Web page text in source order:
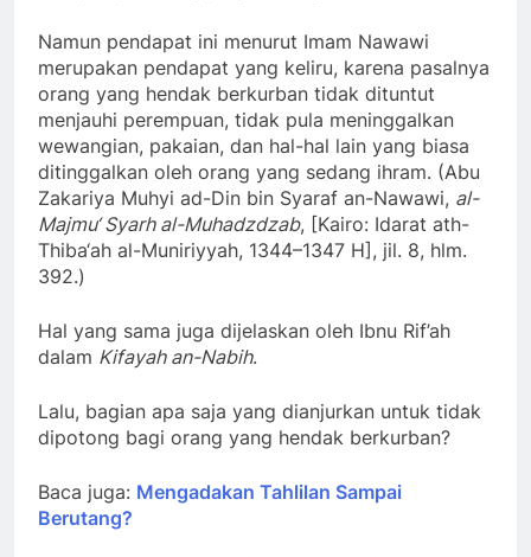
Namun pendapat ini menurut Imam Nawawi
merupakan pendapat yang keliru, karena pasalnya
orang yang hendak berkurban tidak dituntut
menjauhi perempuan, tidak pula meninggalkan
wewangian, pakaian, dan hal-hal lain yang biasa
ditinggalkan oleh orang yang sedang ihram. (Abu
Zakariya Muhyi ad-Din bin Syaraf an-Nawawi, al-
Majmu‘ Syarh al-Muhadzdzab, [Kairo: Idarat ath-
Thiba‘ah al-Muniriyyah, 1344–1347 H], jil. 8, hlm.
392.)
Hal yang sama juga dijelaskan oleh Ibnu Rif’ah
dalam Kifayah an-Nabih.
Lalu, bagian apa saja yang dianjurkan untuk tidak
dipotong bagi orang yang hendak berkurban?
Baca juga: Mengadakan Tahlilan Sampai
Berutang?